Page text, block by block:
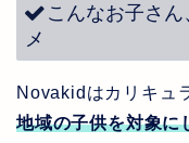
こんなお子さ
メ
Novakidはカリキュ
地域の子供を対象に